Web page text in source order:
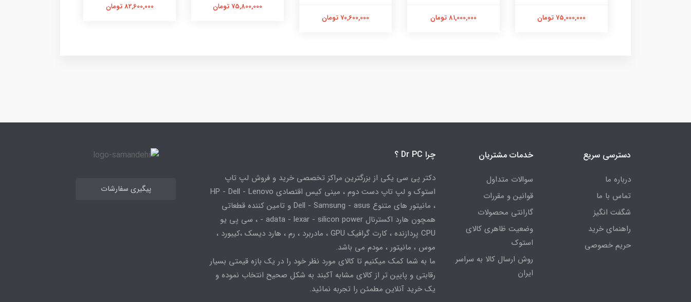
75,000,000 تومان 81,000,000 تومان 70,600,000 تومان
75,800,000 تومان 82,600,000 تومان
دسترسی سریع
درباره ما
تماس با ما
شگفت انگیز
راهنمای خرید
حریم خصوصی
خدمات مشتریان
سوالات متداول
قوانین و مقررات
گارانتی محصولات
وضعیت ظاهری کالای
استوک
روش ارسال کالا به سراسر
ایران
چرا Dr PC ؟
دکتر پی سی یکی از بزرگترین مراکز تخصصی خرید و فروش لپ تاپ
استوک و لپ تاپ دست دوم ، مینی کیس اقتصادی HP - Dell - Lenovo
، مانیتور های متنوع Dell - Samsung - asus و تامین کننده قطعاتی
همچون هارد اکسترنال adata - lexar - silicon power - ، سی پی یو
CPU پردازنده ، کارت گرافیک GPU ، مادربرد ، رم ، هارد دیسک ،کیبورد ،
موس ، مانیتور ، مودم می باشد.
ما به شما کمک میکنیم تا کالای مورد نظر خود را در یک بازه قیمتی بسیار
رقابتی و پایین تر از کالای مشابه آکبند به شکل صحیح انتخاب نموده و
یک خرید آنلاین مطمئن را تجربه نمائید.
پیگیری سفارشات